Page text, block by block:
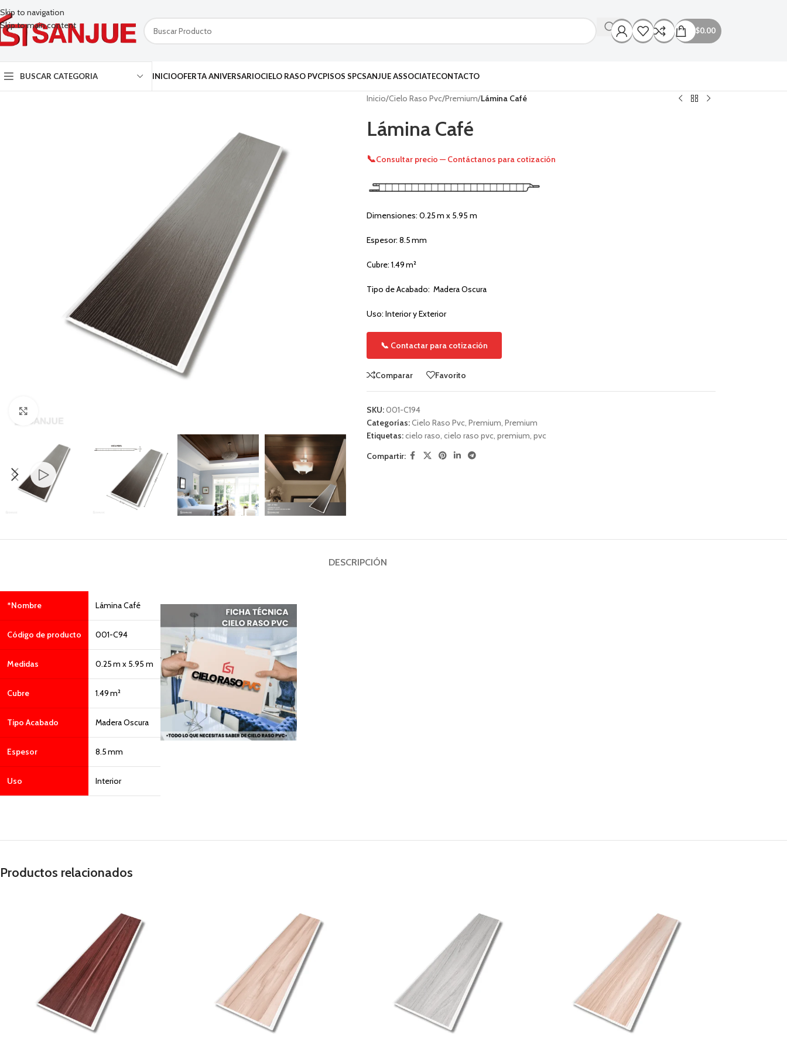
Skip to navigation
Skip to main content
$0.00
BUSCAR CATEGORIA INICIOOFERTA ANIVERSARIOCIELO RASO PVCPISOS SPCSANJUE ASSOCIATECONTACTO
Inicio/Cielo Raso Pvc/Premium/Lámina Café
Lámina Café
📞Consultar precio — Contáctanos para cotización
Dimensiones: 0.25 m x 5.95 m
Espesor: 8.5 mm
Cubre: 1.49 m²
Tipo de Acabado: Madera Oscura
Uso: Interior y Exterior
📞 Contactar para cotización
Comparar Favorito
SKU:001-C194
Categorías:Cielo Raso Pvc, Premium, Premium
Etiquetas:cielo raso, cielo raso pvc, premium, pvc
Compartir:
DESCRIPCIÓN
*Nombre Lámina Café
Código de producto 001-C94
Medidas 0.25 m x 5.95 m
Cubre 1.49 m²
Tipo Acabado Madera Oscura
Espesor 8.5 mm
Uso Interior
Productos relacionados